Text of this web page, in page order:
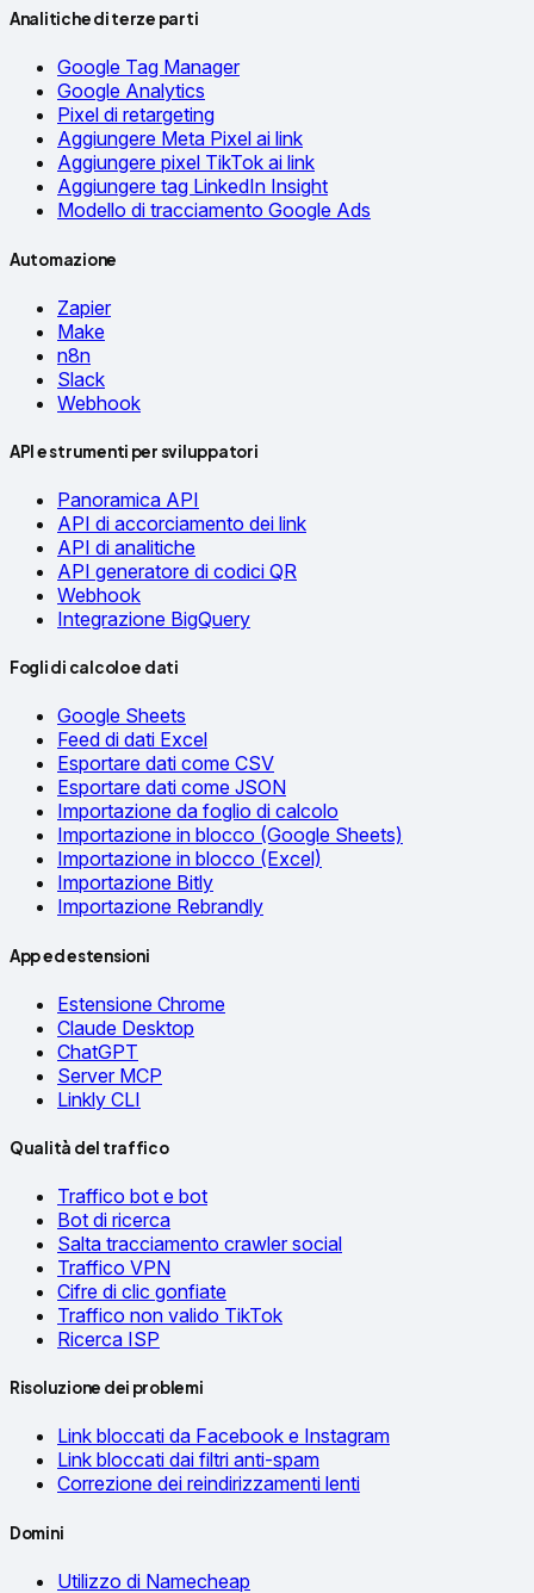
Analitiche di terze parti
Google Tag Manager
Google Analytics
Pixel di retargeting
Aggiungere Meta Pixel ai link
Aggiungere pixel TikTok ai link
Aggiungere tag LinkedIn Insight
Modello di tracciamento Google Ads
Automazione
Zapier
Make
n8n
Slack
Webhook
API e strumenti per sviluppatori
Panoramica API
API di accorciamento dei link
API di analitiche
API generatore di codici QR
Webhook
Integrazione BigQuery
Fogli di calcolo e dati
Google Sheets
Feed di dati Excel
Esportare dati come CSV
Esportare dati come JSON
Importazione da foglio di calcolo
Importazione in blocco (Google Sheets)
Importazione in blocco (Excel)
Importazione Bitly
Importazione Rebrandly
App ed estensioni
Estensione Chrome
Claude Desktop
ChatGPT
Server MCP
Linkly CLI
Qualità del traffico
Traffico bot e bot
Bot di ricerca
Salta tracciamento crawler social
Traffico VPN
Cifre di clic gonfiate
Traffico non valido TikTok
Ricerca ISP
Risoluzione dei problemi
Link bloccati da Facebook e Instagram
Link bloccati dai filtri anti-spam
Correzione dei reindirizzamenti lenti
Domini
Utilizzo di Namecheap